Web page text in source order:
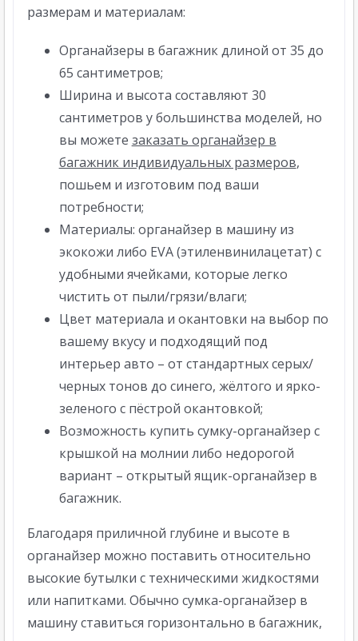
размерам и материалам:
Органайзеры в багажник длиной от 35 до
65 сантиметров;
Ширина и высота составляют 30
сантиметров у большинства моделей, но
вы можете заказать органайзер в
багажник индивидуальных размеров,
пошьем и изготовим под ваши
потребности;
Материалы: органайзер в машину из
экокожи либо EVA (этиленвинилацетат) с
удобными ячейками, которые легко
чистить от пыли/грязи/влаги;
Цвет материала и окантовки на выбор по
вашему вкусу и подходящий под
интерьер авто – от стандартных серых/
черных тонов до синего, жёлтого и ярко-
зеленого с пёстрой окантовкой;
Возможность купить сумку-органайзер с
крышкой на молнии либо недорогой
вариант – открытый ящик-органайзер в
багажник.
Благодаря приличной глубине и высоте в
органайзер можно поставить относительно
высокие бутылки с техническими жидкостями
или напитками. Обычно сумка-органайзер в
машину ставиться горизонтально в багажник,